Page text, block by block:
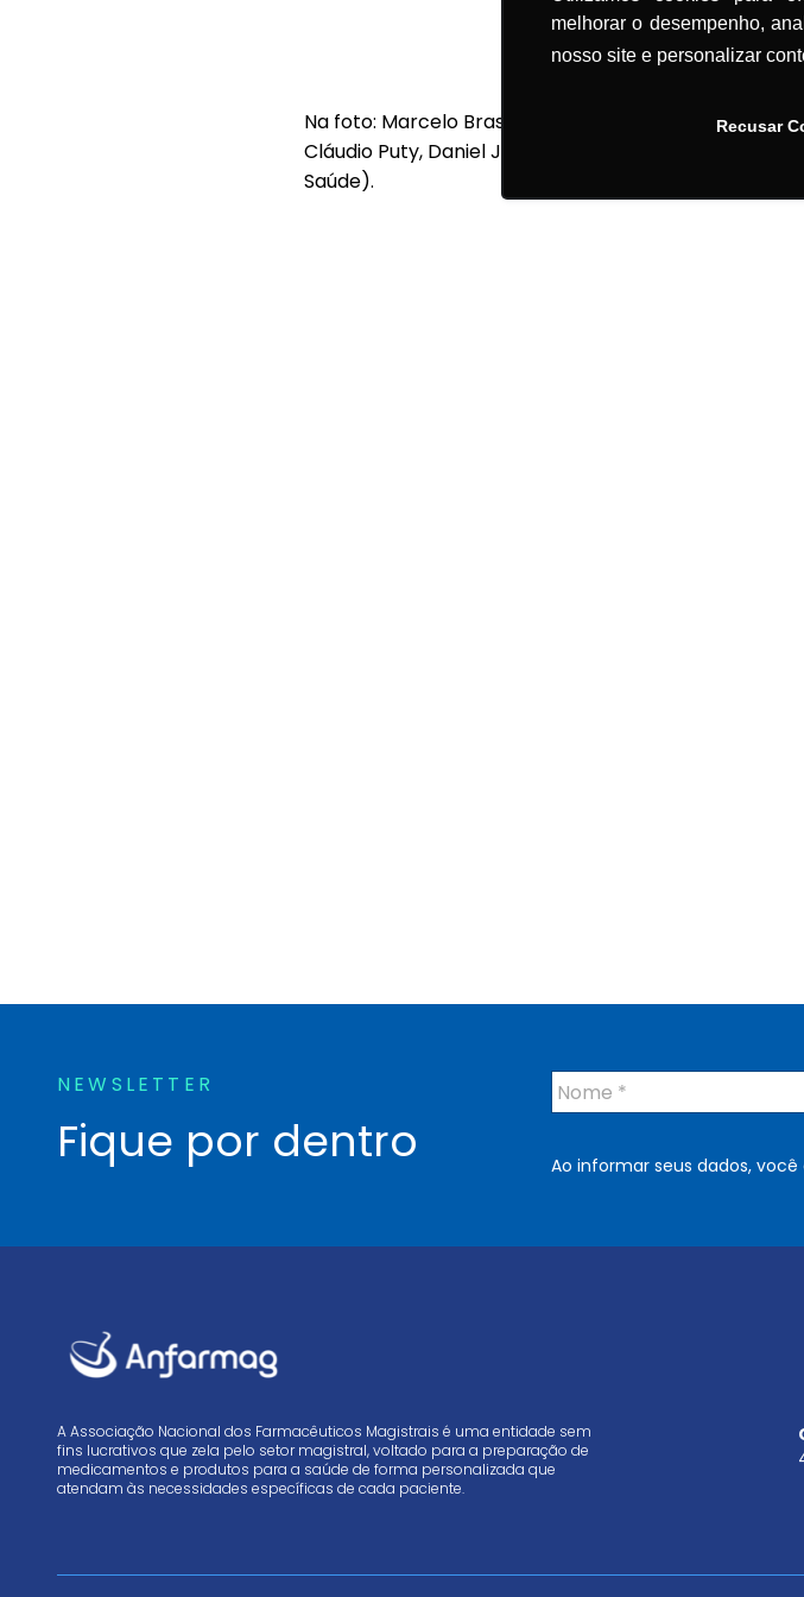
melhorar o desempenho,
nosso site e personalizar
Recusar
Na foto: Marcelo Brasil, Deick Quaresma
Cláudio Puty, Daniel Jackson (presidente do CRF-
Saúde).
NEWSLETTER
Fique por dentro
N
o
*
Ao informar seus dados,
A Associação Nacional dos Farmacêuticos Magistrais é uma entidade sem
fins lucrativos que zela pelo setor magistral, voltado para a preparação de
medicamentos e produtos para a saúde de forma personalizada que
atendam às necessidades específicas de cada paciente.